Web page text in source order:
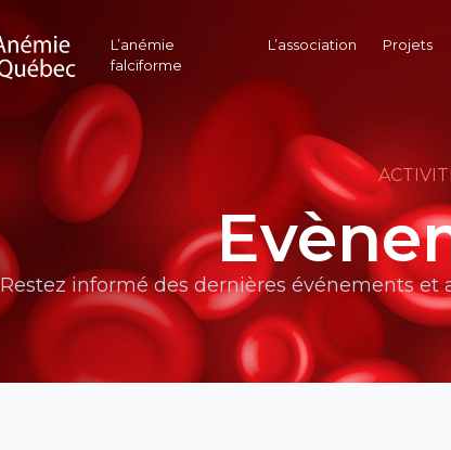
L’anémie
falciforme
L’association Projets
Restez informé des dernières événements et